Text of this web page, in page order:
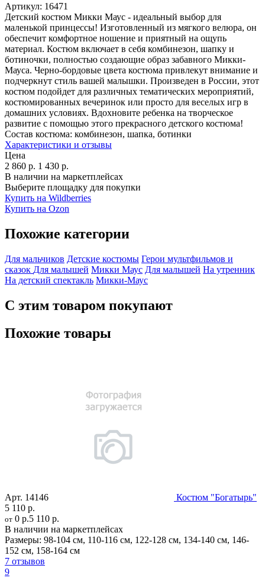
Артикул: 16471
Детский костюм Микки Маус - идеальный выбор для
маленькой принцессы! Изготовленный из мягкого велюра, он
обеспечит комфортное ношение и приятный на ощупь
материал. Костюм включает в себя комбинезон, шапку и
ботиночки, полностью создающие образ забавного Микки-
Мауса. Черно-бордовые цвета костюма привлекут внимание и
подчеркнут стиль вашей малышки. Произведен в России, этот
костюм подойдет для различных тематических мероприятий,
костюмированных вечеринок или просто для веселых игр в
домашних условиях. Вдохновите ребенка на творческое
развитие с помощью этого прекрасного детского костюма!
Состав костюма: комбинезон, шапка, ботинки
Характеристики и отзывы
Цена
2 860 р. 1 430 р.
В наличии на маркетплейсах
Выберите площадку для покупки
Купить на Wildberries
Купить на Ozon
Похожие категории
Для мальчиков Детские костюмы Герои мультфильмов и
сказок Для малышей Микки Маус Для малышей На утренник
На детский спектакль Микки-Маус
С этим товаром покупают
Похожие товары
Арт. 14146
Костюм "Богатырь"
5 110 р.
от 0 р.5 110 р.
В наличии на маркетплейсах
Размеры: 98-104 см, 110-116 см, 122-128 см, 134-140 см, 146-
152 см, 158-164 см
7 отзывов
9